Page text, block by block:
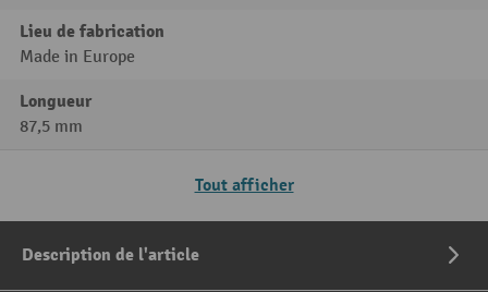
Lieu de fabrication
Made in Europe
Longueur
87,5 mm
Tout afficher
Description de l'article